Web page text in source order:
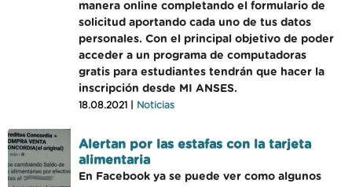
manera online completando el formulario de
solicitud aportando cada uno de tus datos
personales. Con el principal objetivo de poder
acceder a un programa de computadoras
gratis para estudiantes tendrán que hacer la
inscripción desde MI ANSES.
18.08.2021 | Noticias
Alertan por las estafas con la tarjeta
alimentaria
En Facebook ya se puede ver como algunos